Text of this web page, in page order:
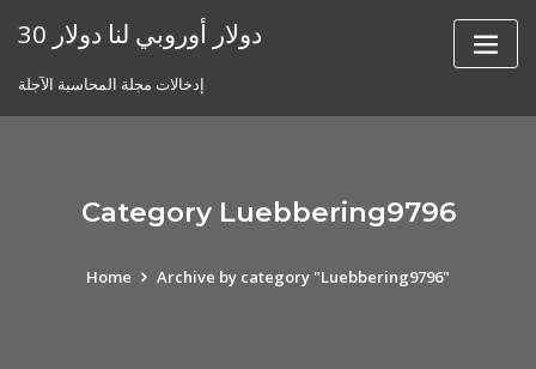
30 دولار أوروبي لنا دولار
إدخالات مجلة المحاسبة الآجلة
Category Luebbering9796
Home Archive by category "Luebbering9796"